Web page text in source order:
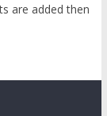
are added then